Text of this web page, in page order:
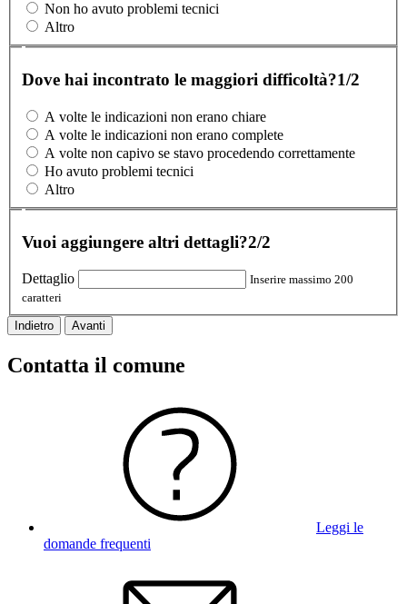
Non ho avuto problemi tecnici
Altro
Dove hai incontrato le maggiori difficoltà?1/2
A volte le indicazioni non erano chiare
A volte le indicazioni non erano complete
A volte non capivo se stavo procedendo correttamente
Ho avuto problemi tecnici
Altro
Vuoi aggiungere altri dettagli?2/2
Dettaglio
Inserire massimo 200
caratteri
Indietro Avanti
Contatta il comune
Leggi le
domande frequenti